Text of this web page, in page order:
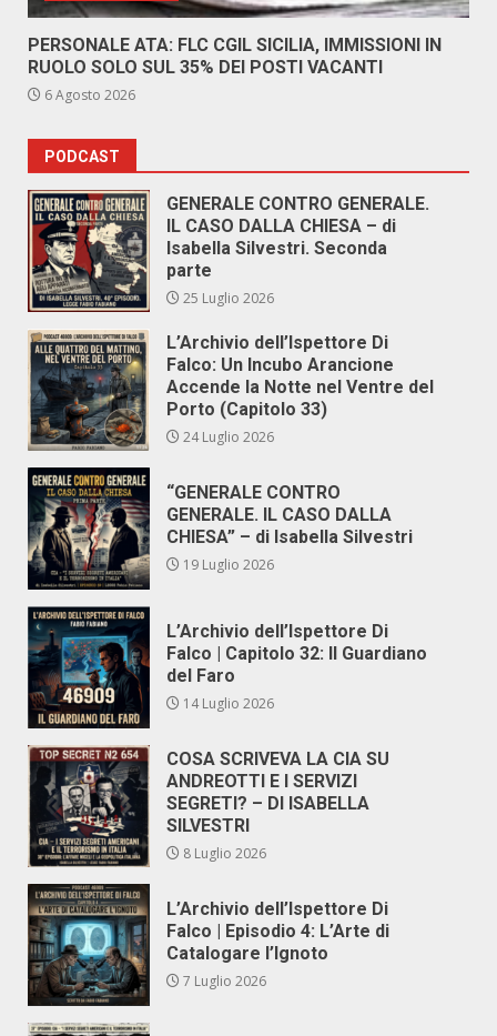
PERSONALE ATA: FLC CGIL SICILIA, IMMISSIONI IN
RUOLO SOLO SUL 35% DEI POSTI VACANTI
6 Agosto 2026
PODCAST
GENERALE CONTRO GENERALE.
IL CASO DALLA CHIESA – di
Isabella Silvestri. Seconda
parte
25 Luglio 2026
L’Archivio dell’Ispettore Di
Falco: Un Incubo Arancione
Accende la Notte nel Ventre del
Porto (Capitolo 33)
24 Luglio 2026
“GENERALE CONTRO
GENERALE. IL CASO DALLA
CHIESA” – di Isabella Silvestri
19 Luglio 2026
L’Archivio dell’Ispettore Di
Falco | Capitolo 32: Il Guardiano
del Faro
14 Luglio 2026
COSA SCRIVEVA LA CIA SU
ANDREOTTI E I SERVIZI
SEGRETI? – DI ISABELLA
SILVESTRI
8 Luglio 2026
L’Archivio dell’Ispettore Di
Falco | Episodio 4: L’Arte di
Catalogare l’Ignoto
7 Luglio 2026